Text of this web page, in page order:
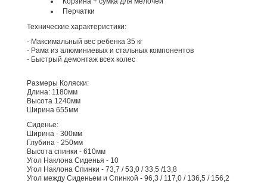
Перчатки
Технические характеристики:
- Максимальный вес ребенка 35 кг
- Рама из алюминиевых и стальных компонентов
- Быстрый демонтаж всех колес
Размеры Коляски:
Длина: 1180мм
Высота 1240мм
Ширина 655мм
Сиденье:
Ширина - 300мм
Глубина - 250мм
Высота спинки - 610мм
Угол Наклона Сиденья - 10
Угол Наклона Спинки - 73,7 / 53,0 / 33,5 /13,8
Угол между Сиденьем и Спинкой - 96,3 / 117,0 / 136,5 / 156,2